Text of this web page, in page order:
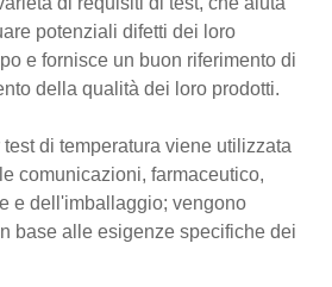
potenziali difetti dei loro
e fornisce un buon riferimento di
della qualità dei loro prodotti.
test di temperatura viene utilizzata
comunicazioni, farmaceutico,
e dell'imballaggio; vengono
base alle esigenze specifiche dei